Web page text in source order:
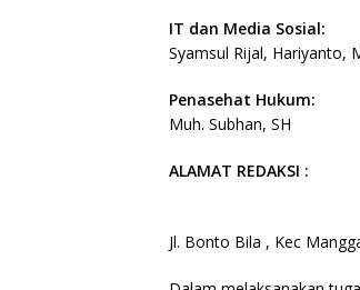
IT dan Media Sosial:
Syamsul Rijal, Hariyanto,
Penasehat Hukum:
Muh. Subhan, SH
ALAMAT REDAKSI :
Jl. Bonto Bila , Kec